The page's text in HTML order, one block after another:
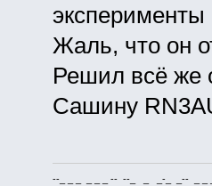
Жаль, что он
Решил всё же
Сашину
--_ _ _ _ _ _ -- --_ _ _-_ _-- _ _